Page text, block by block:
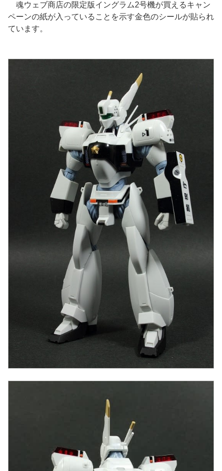
魂ウェブ商店の限定版イングラム2号機が買えるキャン
ペーンの紙が入っていることを示す金色のシールが貼られ
ています。